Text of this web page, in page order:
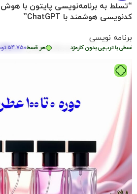
هر قسط 54.750تومان • با ترب‌پی بدون کارمزد
“تسلط به برنامه‌نویسی پایتون با
کدنویسی هوشمند با ChatGPT”
برنامه نویسی
2.290.000 تومان 219.000